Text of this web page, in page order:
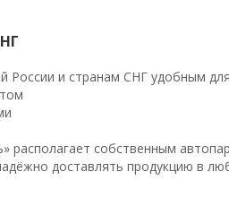
России и странам СНГ удобным
собственным
доставлять продукцию в